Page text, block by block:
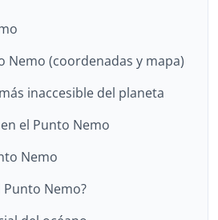
Nemo (coordenadas y mapa)
inaccesible del planeta
el Punto Nemo
Nemo
Punto Nemo?